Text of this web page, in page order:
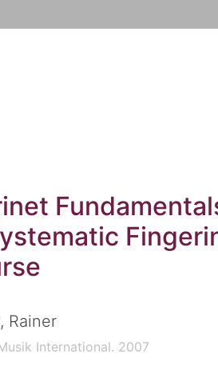
Rainer
International. 2007